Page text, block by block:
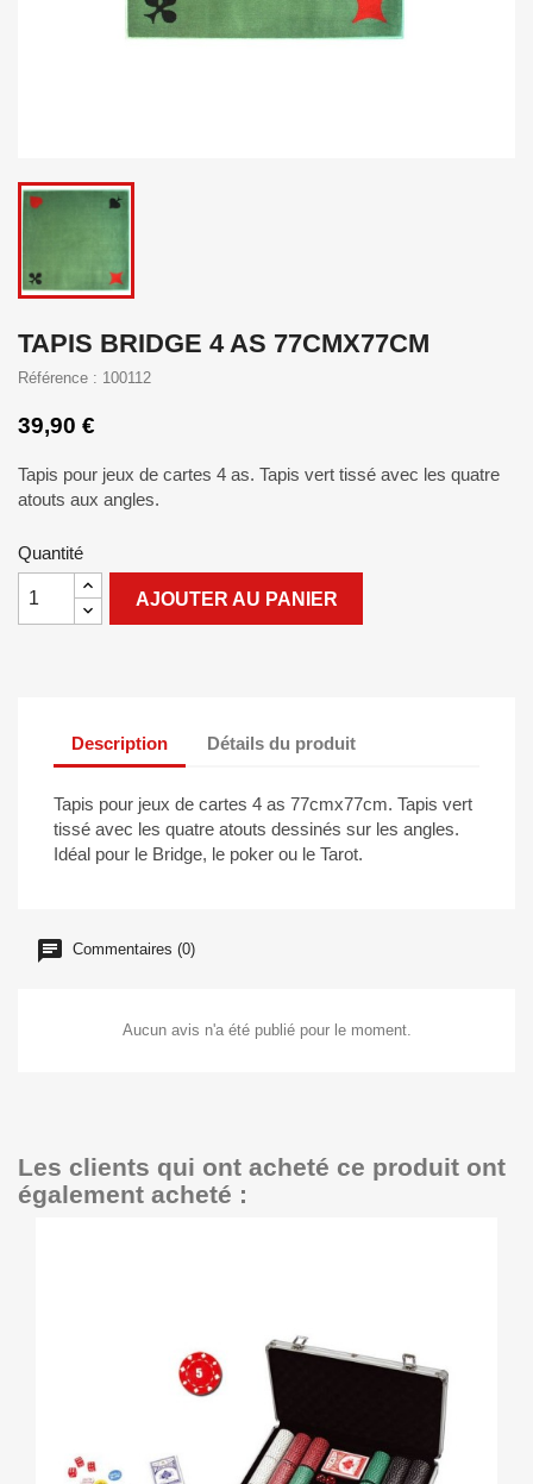
TAPIS BRIDGE 4 AS 77CMX77CM
Référence : 100112
39,90 €
Tapis pour jeux de cartes 4 as. Tapis vert tissé avec les quatre
atouts aux angles.
Quantité
AJOUTER AU PANIER
Description Détails du produit
Tapis pour jeux de cartes 4 as 77cmx77cm. Tapis vert
tissé avec les quatre atouts dessinés sur les angles.
Idéal pour le Bridge, le poker ou le Tarot.
Commentaires (0)
Aucun avis n'a été publié pour le moment.
Les clients qui ont acheté ce produit ont
également acheté :